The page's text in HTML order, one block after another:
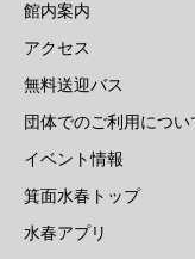
館内案内
アクセス
無料送迎バス
団体でのご利用につい
イベント情報
箕面水春トップ
水春アプリ